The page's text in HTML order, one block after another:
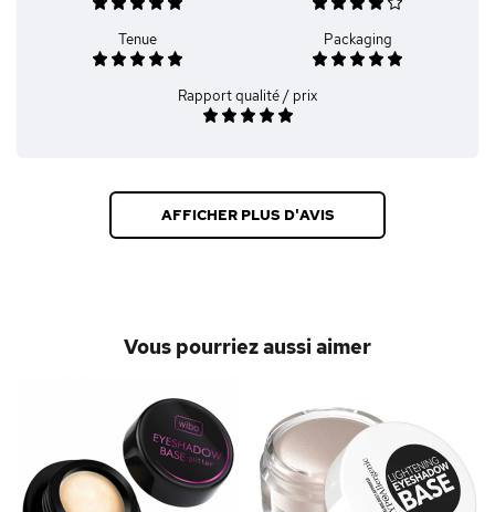
Tenue Packaging
Rapport qualité / prix
AFFICHER PLUS D'AVIS
Vous pourriez aussi aimer